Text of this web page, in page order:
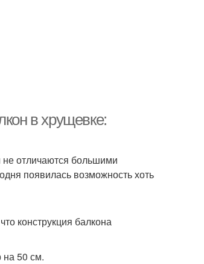
в хрущевке:
отличаются большими
появилась возможность хоть
конструкция балкона
на 50 см.